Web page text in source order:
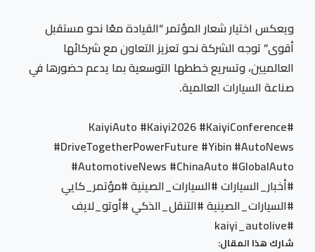
ويعكس اختيار شعار المؤتمر “القيادة معًا نحو مستقبل
أقوى” توجه الشركة نحو تعزيز التعاون مع شركائها
العالميين، وتسريع خططها التوسعية بما يدعم حضورها في
صناعة السيارات العالمية.
#KaiyiAuto #Kaiyi2026 #KaiyiConference
#DriveTogetherPowerFuture #Yibin #AutoNews
#AutomotiveNews #ChinaAuto #GlobalAuto
#أخبار_السيارات #السيارات_الصينية #مؤتمر_كايي
#السيارات_الصينية #التنقل_الذكي #أوتو_لايف
#kaiyi_autolive
شارك هذا المقال: